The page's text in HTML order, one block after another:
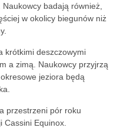
badają również,
w okolicy biegunów niż
krótkimi deszczowymi
a zimą. Naukowcy przyjrzą
jeziora będą
przestrzeni pór roku
Cassini Equinox.